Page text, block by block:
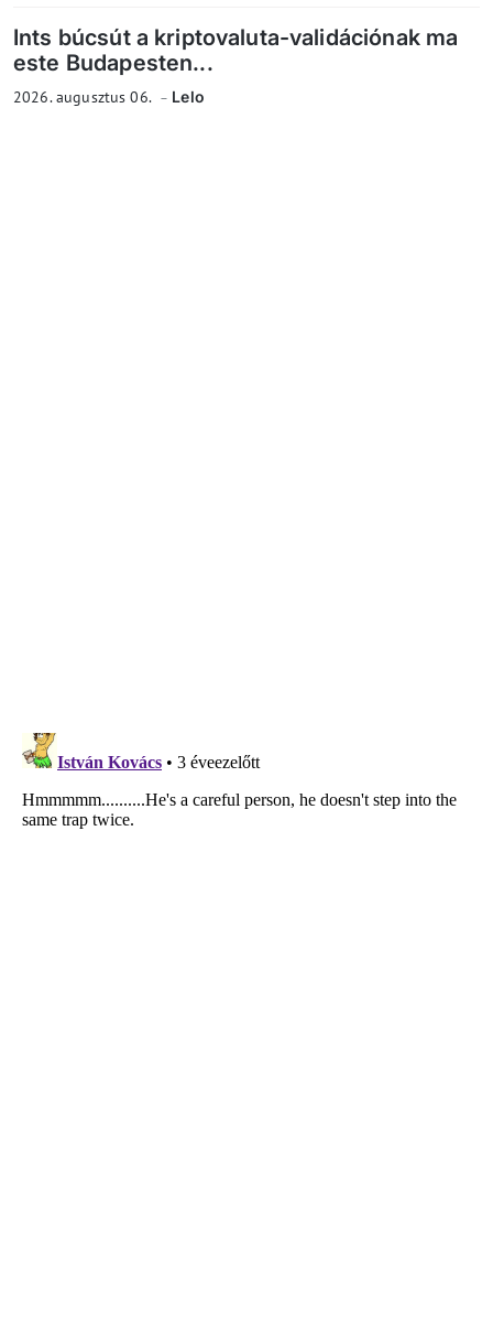
Ints búcsút a kriptovaluta-validációnak ma
este Budapesten...
2026. augusztus 06. Lelo